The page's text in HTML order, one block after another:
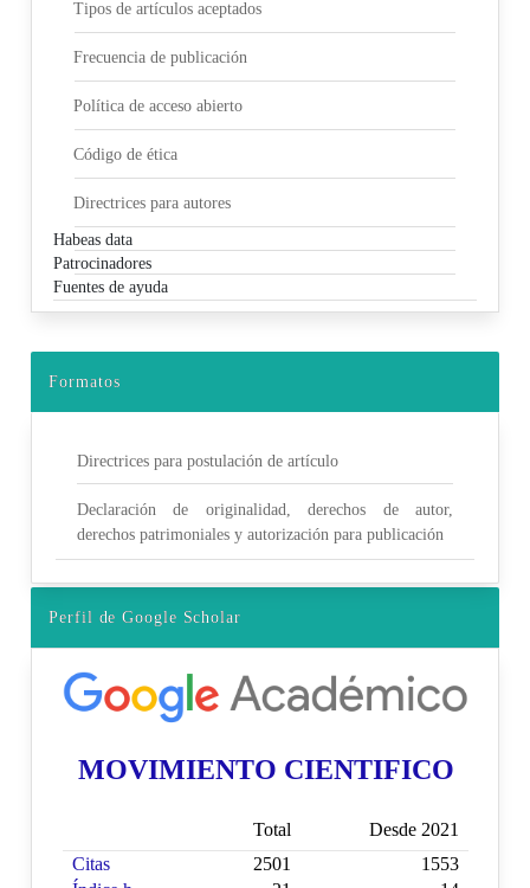
Tipos de artículos aceptados
Frecuencia de publicación
Política de acceso abierto
Código de ética
Directrices para autores
Habeas data
Patrocinadores
Fuentes de ayuda
Formatos
Directrices para postulación de artículo
Declaración de originalidad, derechos de autor,
derechos patrimoniales y autorización para publicación
Perfil de Google Scholar